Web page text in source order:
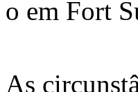
o em Fort
As